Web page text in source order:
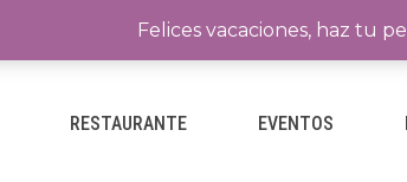
RESTAURANTE EVENTOS
Felices vacaciones, haz tu